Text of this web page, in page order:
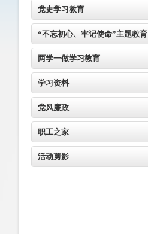
党史学习教育
“不忘初心、牢记使命”主题教育
两学一做学习教育
学习资料
党风廉政
职工之家
活动剪影